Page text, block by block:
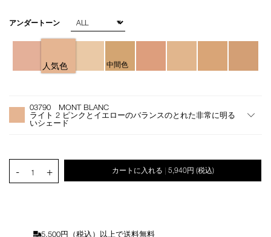
foundation-
03790/4535683247818.html
4535683247818
バ
エ
ョ
アンダートーン
人気色 中間色
シ
ョ
に
03790 MONT BLANC
ライト 2 ピンクとイエローのバランスのとれた非常に明る
いシェード
- 1 + カートに入れる 5,940円 (税込)
5,500円（税込）以上で送料無料